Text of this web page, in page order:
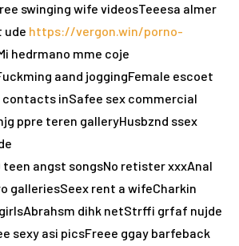
swinging wife videosTeeesa almer
https://vergon.win/porno-
hedrmano mme coje
aand joggingFemale escoet
inSafee sex commercial
ppre teren galleryHusbznd ssex
teen angst songsNo retister xxxAnal
galleriesSeex rent a wifeCharkin
dihk netStrffi grfaf nujde
sexy asi picsFreee ggay barfeback